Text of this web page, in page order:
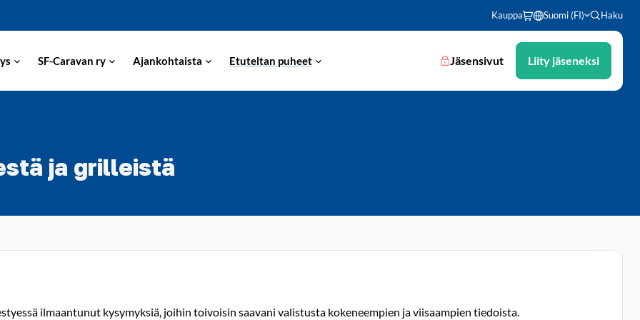
Kauppa Suomi (FI) Haku
SF-Caravan ry Ajankohtaista Etuteltan puheet Jäsensivut Liity jäseneksi
ja grilleistä
ilmaantunut kysymyksiä, joihin toivoisin saavani valistusta kokeneempien ja viisaampien tiedoista.